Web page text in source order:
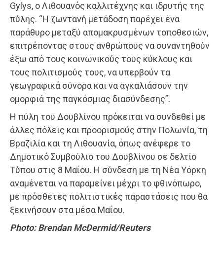
Gylys, ο Λιθουανός καλλιτέχνης και ιδρυτής της
πύλης. “Η ζωντανή μετάδοση παρέχει ένα
παράθυρο μεταξύ απομακρυσμένων τοποθεσιών,
επιτρέποντας στους ανθρώπους να συναντηθούν
έξω από τους κοινωνικούς τους κύκλους και
τους πολιτισμούς τους, να υπερβούν τα
γεωγραφικά σύνορα και να αγκαλιάσουν την
ομορφιά της παγκόσμιας διασύνδεσης”.
Η πύλη του Δουβλίνου πρόκειται να συνδεθεί με
άλλες πόλεις και προορισμούς στην Πολωνία, τη
Βραζιλία και τη Λιθουανία, όπως ανέφερε το
Δημοτικό Συμβούλιο του Δουβλίνου σε δελτίο
Τύπου στις 8 Μαΐου. Η σύνδεση με τη Νέα Υόρκη
αναμένεται να παραμείνει μέχρι το φθινόπωρο,
με πρόσθετες πολιτιστικές παραστάσεις που θα
ξεκινήσουν στα μέσα Μαΐου.
Photo: Brendan McDermid/Reuters